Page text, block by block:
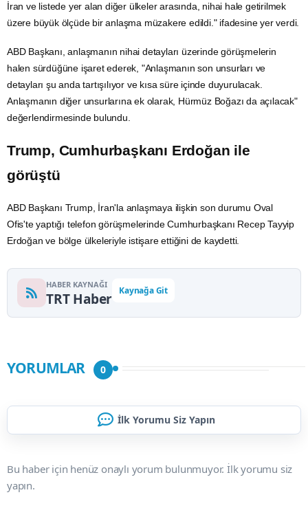
İran ve listede yer alan diğer ülkeler arasında, nihai hale getirilmek
üzere büyük ölçüde bir anlaşma müzakere edildi." ifadesine yer verdi.
ABD Başkanı, anlaşmanın nihai detayları üzerinde görüşmelerin
halen sürdüğüne işaret ederek, "Anlaşmanın son unsurları ve
detayları şu anda tartışılıyor ve kısa süre içinde duyurulacak.
Anlaşmanın diğer unsurlarına ek olarak, Hürmüz Boğazı da açılacak"
değerlendirmesinde bulundu.
Trump, Cumhurbaşkanı Erdoğan ile
görüştü
ABD Başkanı Trump, İran'la anlaşmaya ilişkin son durumu Oval
Ofis'te yaptığı telefon görüşmelerinde Cumhurbaşkanı Recep Tayyip
Erdoğan ve bölge ülkeleriyle istişare ettiğini de kaydetti.
HABER KAYNAĞI
TRT Haber Kaynağa Git
YORUMLAR 0
İlk Yorumu Siz Yapın
Bu haber için henüz onaylı yorum bulunmuyor. İlk yorumu siz
yapın.